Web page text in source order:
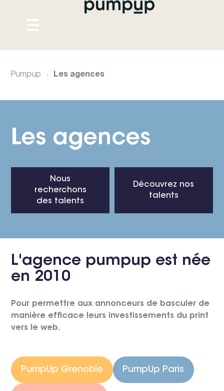
Pumpup Les agences
Les agences
Nous
recherchons
des talents
Découvrez nos
talents
L'agence pumpup est née
en 2010
Pour permettre aux annonceurs de basculer de
manière efficace leurs investissements du print
vers le web.
PumpUp Grenoble PumpUp Paris